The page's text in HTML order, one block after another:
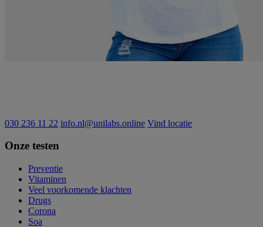
030 236 11 22 info.nl@unilabs.online Vind locatie
Onze testen
Preventie
Vitaminen
Veel voorkomende klachten
Drugs
Corona
Soa